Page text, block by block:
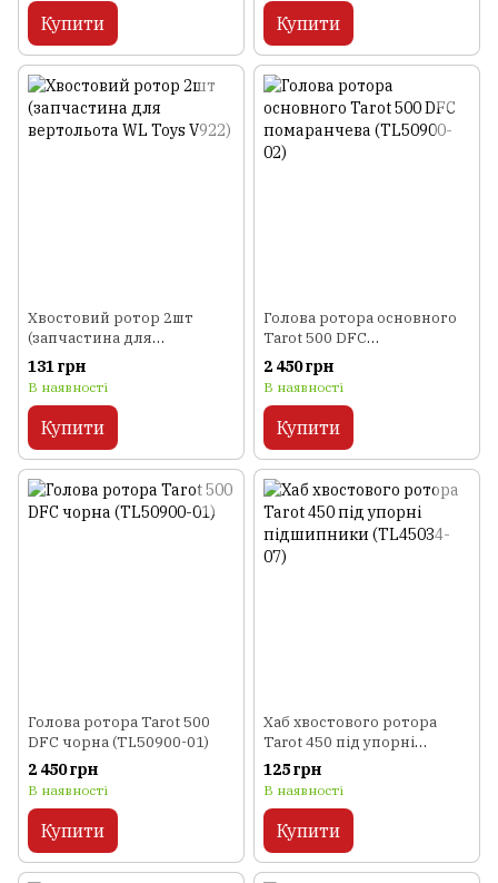
Купити Купити
Хвостовий ротор 2шт
(запчастина для
вертольота WL Toys V922)
131 грн
В наявності
Купити
Голова ротора основного
Tarot 500 DFC
помаранчева (TL50900-02)
2 450 грн
В наявності
Купити
Голова ротора Tarot 500
DFC чорна (TL50900-01)
2 450 грн
В наявності
Купити
Хаб хвостового ротора
Tarot 450 під упорні
підшипники (TL45034-07)
125 грн
В наявності
Купити